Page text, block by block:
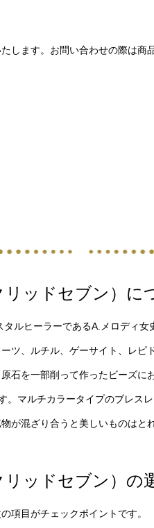
します。お問い合わせの際は商
ッドセブン）に
ルヒーラーであるA.メロディ
ツ、ルチル、ゲーサイト、レピ
石を一部削って作ったビーズに
。マルチカラータイプのブレス
が混ざり合うと美しいものはと
ッドセブン）の
項目がチェックポイントです。